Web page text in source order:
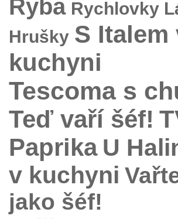
Ryba Rychlovky
Hrušky S Italem
kuchyni
Tescoma s
Teď vaří šéf!
Paprika U
v kuchyni
jako šéf!